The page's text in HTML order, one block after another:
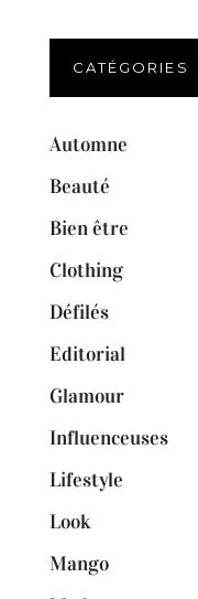
CATÉGORIES
Automne
Beauté
Bien être
Clothing
Défilés
Editorial
Glamour
Influenceuses
Lifestyle
Look
Mango